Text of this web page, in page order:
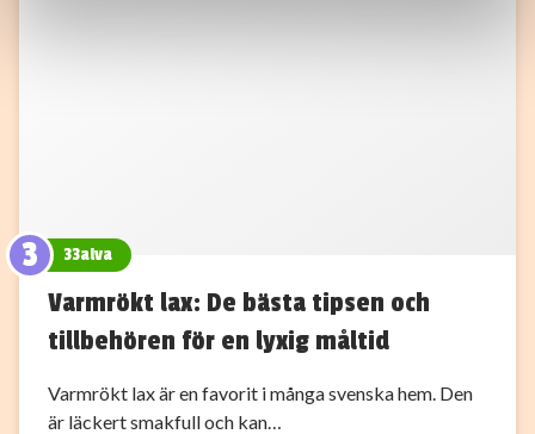
3 33alva
Varmrökt lax: De bästa tipsen och
tillbehören för en lyxig måltid
Varmrökt lax är en favorit i många svenska hem. Den
är läckert smakfull och kan…